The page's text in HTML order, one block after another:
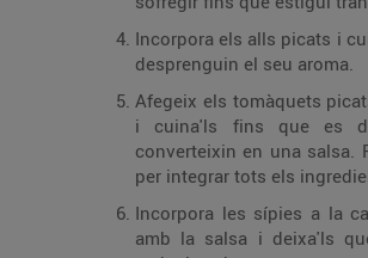
Incorpora els alls picats i
desprenguin el seu aroma.
Afegeix els tomàquets
i cuina'ls fins que es
converteixin en una salsa.
per integrar tots els
Incorpora les sípies a la
amb la salsa i deixa'ls